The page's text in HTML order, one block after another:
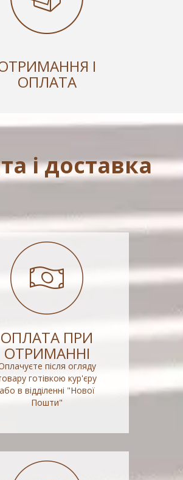
І
ОПЛАТА
і доставка
ОПЛАТА ПРИ
ОТРИМАННІ
після огляду
готівкою кур'єру
або в відділенні "Нової
Пошти"